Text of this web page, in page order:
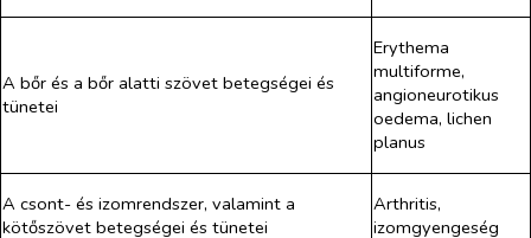
A bőr és a bőr alatti szövet betegségei és
tünetei
Erythema
multiforme,
angioneurotikus
oedema, lichen
planus
A csont- és izomrendszer, valamint a
kötőszövet betegségei és tünetei
Arthritis,
izomgyengeség